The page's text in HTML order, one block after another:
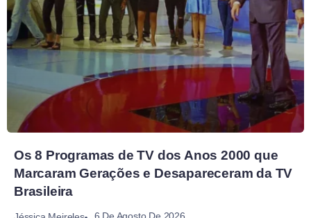
Os 8 Programas de TV dos Anos 2000 que
Marcaram Gerações e Desapareceram da TV
Brasileira